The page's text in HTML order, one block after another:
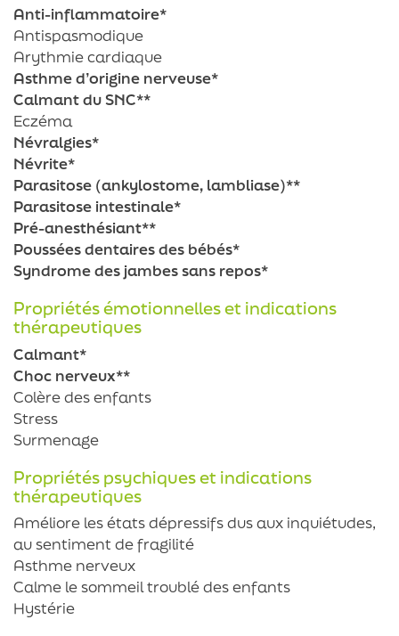
Anti-inflammatoire*
Antispasmodique
Arythmie cardiaque
Asthme d’origine nerveuse*
Calmant du SNC**
Eczéma
Névralgies*
Névrite*
Parasitose (ankylostome, lambliase)**
Parasitose intestinale*
Pré-anesthésiant**
Poussées dentaires des bébés*
Syndrome des jambes sans repos*
Propriétés émotionnelles et indications
thérapeutiques
Calmant*
Choc nerveux**
Colère des enfants
Stress
Surmenage
Propriétés psychiques et indications
thérapeutiques
Améliore les états dépressifs dus aux inquiétudes,
au sentiment de fragilité
Asthme nerveux
Calme le sommeil troublé des enfants
Hystérie